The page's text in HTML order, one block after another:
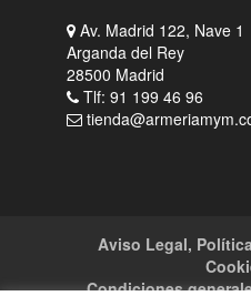
Av. Madrid 122, Nave 1
Arganda del Rey
28500 Madrid
Tlf: 91 199 46 96
Aviso Legal,
Condiciones